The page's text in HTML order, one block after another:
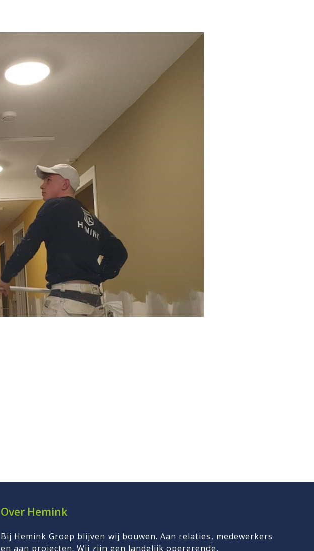
Over Hemink
Bij Hemink Groep blijven wij bouwen. Aan relaties, medewerkers
en aan projecten. Wij zijn een landelijk opererende,